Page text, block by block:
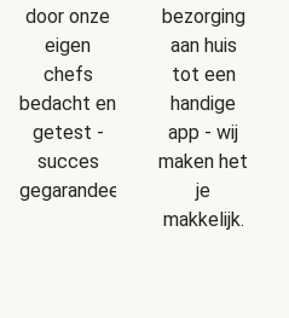
door onze
eigen
chefs
bedacht en
getest -
succes
gegarandeerd!
bezorging
aan huis
tot een
handige
app - wij
maken het
je
makkelijk.